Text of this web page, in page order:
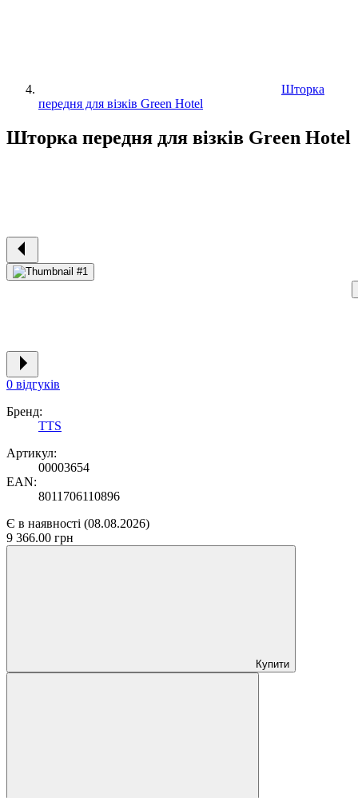
Шторка
передня для візків Green Hotel
Шторка передня для візків Green Hotel
0 відгуків
Бренд:
TTS
Артикул:
00003654
EAN:
8011706110896
Є в наявності (08.08.2026)
9 366.00 грн
Купити